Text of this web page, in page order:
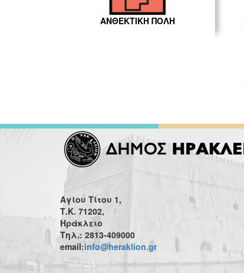
ΑΝΘΕΚΤΙΚΗ ΠΟΛΗ
Αγίου Τίτου 1,
Τ.Κ. 71202,
Ηράκλειο
Τηλ.: 2813-409000
email:info@heraklion.gr